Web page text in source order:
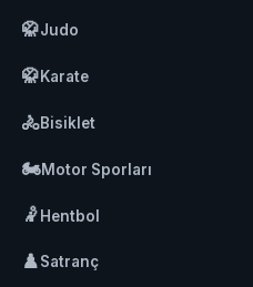
🥋Judo
🥋Karate
🚴Bisiklet
🏍️Motor Sporları
🤾 Hentbol
♟️Satranç